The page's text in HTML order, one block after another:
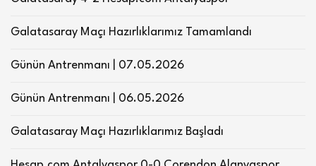
Galatasaray Maçı Hazırlıklarımız Tamamlandı
Günün Antrenmanı | 07.05.2026
Günün Antrenmanı | 06.05.2026
Galatasaray Maçı Hazırlıklarımız Başladı